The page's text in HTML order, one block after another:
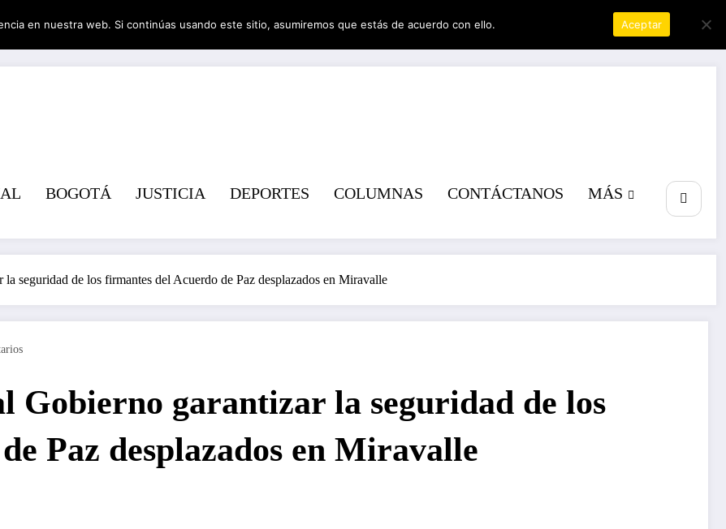
BOGOTÁ JUSTICIA DEPORTES COLUMNAS CONTÁCTANOS MÁS
seguridad de los firmantes del Acuerdo de Paz desplazados en Miravalle
Gobierno garantizar la seguridad de los
Paz desplazados en Miravalle
en nuestra web. Si continúas usando este sitio, asumiremos que estás de acuerdo con ello. Aceptar